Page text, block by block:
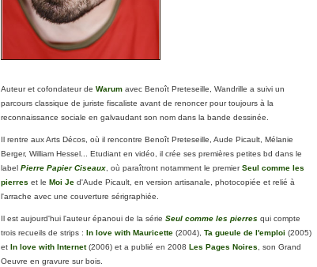
Auteur et cofondateur de Warum avec Benoît Preteseille, Wandrille a suivi un
parcours classique de juriste fiscaliste avant de renoncer pour toujours à la
reconnaissance sociale en galvaudant son nom dans la bande dessinée.
Il rentre aux Arts Décos, où il rencontre Benoît Preteseille, Aude Picault, Mélanie
Berger, William Hessel... Etudiant en vidéo, il crée ses premières petites bd dans le
label Pierre Papier Ciseaux , où paraîtront notamment le premierSeul comme les
pierres et le Moi Je d'Aude Picault, en version artisanale, photocopiée et relié à
l'arrache avec une couverture sérigraphiée.
Il est aujourd'hui l'auteur épanoui de la série Seul comme les pierres qui compte
trois recueils de strips : In love with Mauricette (2004), Ta gueule de l'emploi (2005)
et In love with Internet(2006) et a publié en 2008 Les Pages Noires , son Grand
Oeuvre en gravure sur bois.